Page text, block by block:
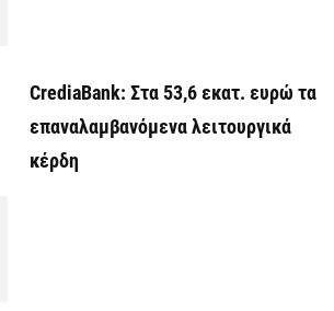
CrediaBank: Στα 53,6 εκατ. ευρώ τα
επαναλαμβανόμενα λειτουργικά
κέρδη